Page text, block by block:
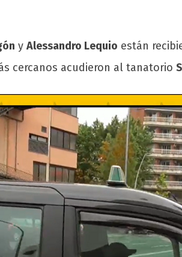
y Alessandro Lequio están
cercanos acudieron al tanatorio